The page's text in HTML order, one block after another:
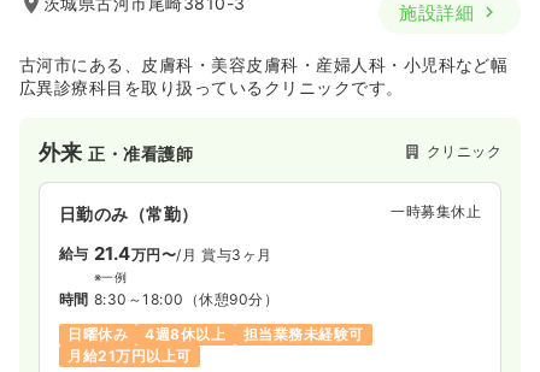
施設詳細
古河市にある、皮膚科・美容皮膚科・産婦人科・小児科など幅
広異診療科目を取り扱っているクリニックです。
外来正・准看護師 クリニック
日勤のみ（常勤） 一時募集休止
給与 21.4万円〜/月 賞与3ヶ月
※一例
時間 8:30～18:00 （休憩90分）
日曜休み
4週8休以上
担当業務未経験可
月給21万円以上可